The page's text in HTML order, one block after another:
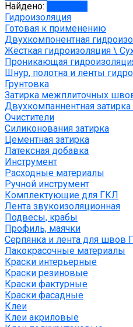
Найдено:
Гидроизоляция
Готовая к применению
Двухкомпонентная
Жёсткая гидроизоляция \
Проникающая
Шнур, полотна и ленты
Грунтовка
Затирка межплиточных
Двухкомпаннентная
Очистители
Силиконования затирка
Цементная затирка
Латексная добавка
Инструмент
Расходные материалы
Ручной инструмент
Комплектующие для ГКЛ
Лента звукоизоляционная
Подвесы, крабы
Профиль, маячки
Серпянка и лента для швов
Лакокрасочные материалы
Краски интерьерные
Краски резиновые
Краски фактурные
Краски фасадные
Клеи
Клеи акриловые